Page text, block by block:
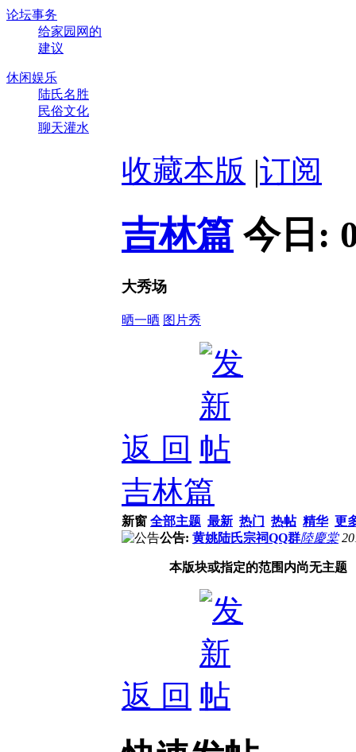
论坛事务
给家园网的
建议
休闲娱乐
陆氏名胜
民俗文化
聊天灌水
收藏本版 |订阅
吉林篇 今日:
大秀场
晒一晒 图片秀
返 回
吉林篇
新窗 全部主题 最新 热门 热帖 精华 更
公告: 黄姚陆氏宗祠QQ群陸慶棠
本版块或指定的范围内尚无主题
返 回